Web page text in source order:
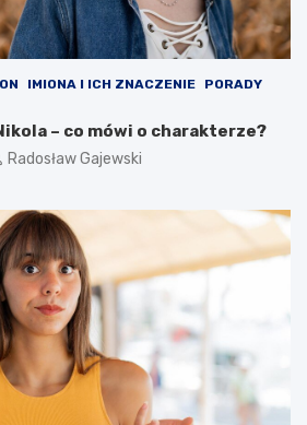
IMIONA I ICH ZNACZENIE
PORADY
– co mówi o charakterze?
Radosław Gajewski